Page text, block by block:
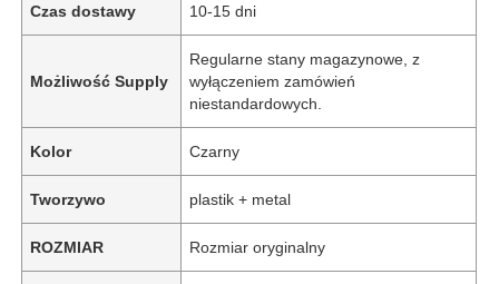
Czas dostawy 10-15 dni
Możliwość Supply
Regularne stany magazynowe, z
wyłączeniem zamówień
niestandardowych.
Kolor Czarny
Tworzywo plastik + metal
ROZMIAR Rozmiar oryginalny